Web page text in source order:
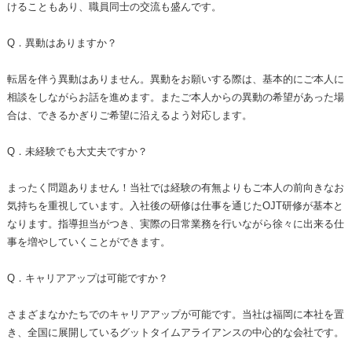
けることもあり、職員同士の交流も盛んです。
Q．異動はありますか？
転居を伴う異動はありません。異動をお願いする際は、基本的にご本人に
相談をしながらお話を進めます。またご本人からの異動の希望があった場
合は、できるかぎりご希望に沿えるよう対応します。
Q．未経験でも大丈夫ですか？
まったく問題ありません！当社では経験の有無よりもご本人の前向きなお
気持ちを重視しています。入社後の研修は仕事を通じたOJT研修が基本と
なります。指導担当がつき、実際の日常業務を行いながら徐々に出来る仕
事を増やしていくことができます。
Q．キャリアアップは可能ですか？
さまざまなかたちでのキャリアアップが可能です。当社は福岡に本社を置
き、全国に展開しているグットタイムアライアンスの中心的な会社です。